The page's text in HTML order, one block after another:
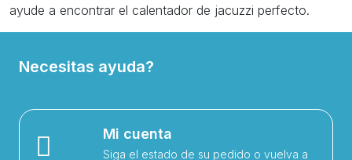
ayude a encontrar el calentador de jacuzzi perfecto.
Necesitas ayuda?
Mi cuenta
Siga el estado de su pedido o vuelva a